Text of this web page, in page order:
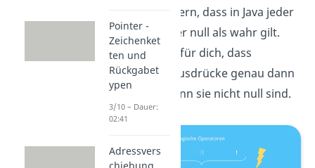
von Java insofern, dass in Java jeder
Wert außer der null als wahr gilt.
Das bedeutet für dich, dass
zahlwertige Ausdrücke genau dann
wahr sind, wenn sie nicht null sind.
Pointer -
Zeichenket
ten und
Rückgabet
ypen
3/10 – Dauer:
02:41
Adressvers